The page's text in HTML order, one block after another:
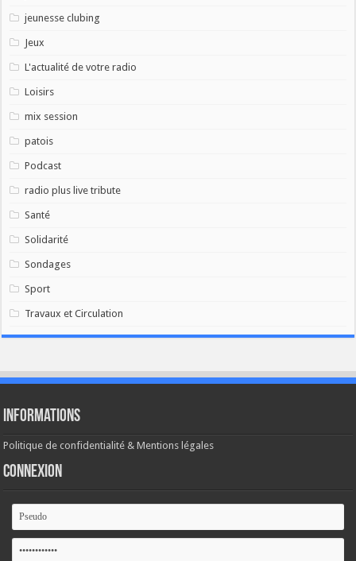
jeunesse clubing
Jeux
L'actualité de votre radio
Loisirs
mix session
patois
Podcast
radio plus live tribute
Santé
Solidarité
Sondages
Sport
Travaux et Circulation
Informations
Politique de confidentialité & Mentions légales
Connexion